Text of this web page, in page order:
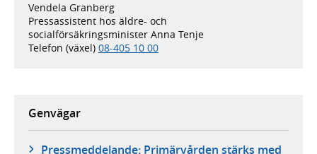
Vendela Granberg
Pressassistent hos äldre- och
socialförsäkringsminister Anna Tenje
Telefon (växel) 08-405 10 00
Genvägar
Pressmeddelande: Primärvården stärks med